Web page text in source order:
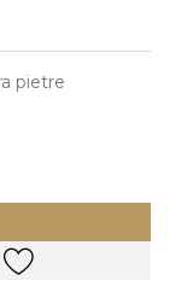
Vezi toate
pietre